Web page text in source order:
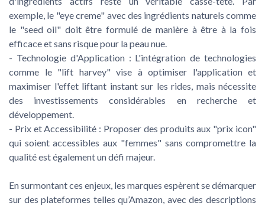
exemple, le "eye creme" avec des ingrédients naturels comme
le "seed oil" doit être formulé de manière à être à la fois
efficace et sans risque pour la peau nue.
- Technologie d'Application: L'intégration de technologies
comme le "lift harvey" vise à optimiser l'application et
maximiser l'effet liftant instant sur les rides, mais nécessite
des investissements considérables en recherche et
développement.
- Prix et Accessibilité : Proposer des produits aux "prix icon"
qui soient accessibles aux "femmes" sans compromettre la
qualité est également un défi majeur.
En surmontant ces enjeux, les marques espèrent se démarquer
sur des plateformes telles qu’Amazon, avec des descriptions